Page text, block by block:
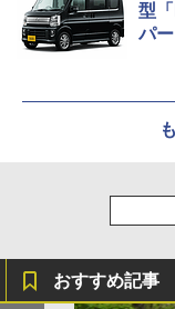
型
パー
おすすめ記事